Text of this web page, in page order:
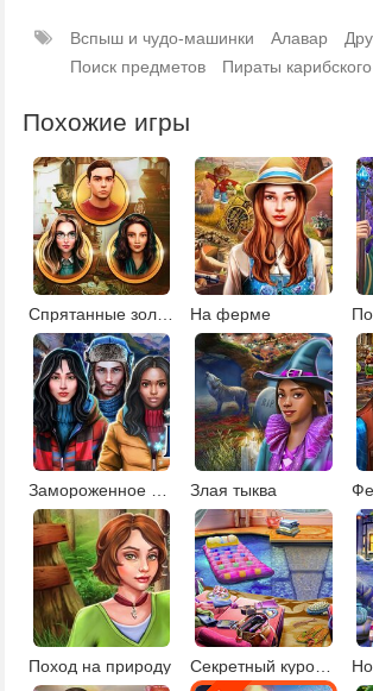
Вспыш и чудо-машинки Алавар
Поиск предметов
Пираты
Похожие игры
Спрятанные золотые монеты На ферме
Злая тыква
Поход на природу Секретный курорт для знаменитостей